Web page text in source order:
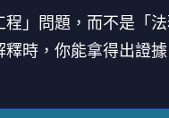
」問題，而不是「
時，你能拿得出證